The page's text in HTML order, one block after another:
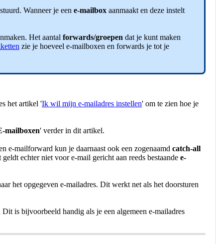
Wanneer je een e-mailbox aanmaakt en deze instelt
Het aantal forwards/groepen dat je kunt maken
zie je hoeveel e-mailboxen en forwards je tot je
het artikel 'Ik wil mijn e-mailadres instellen' om te zien hoe je
mailboxen' verder in dit artikel.
e-mailforward kun je daarnaast ook een zogenaamd catch-all
echter niet voor e-mail gericht aan reeds bestaande e-
het opgegeven e-mailadres. Dit werkt net als het doorsturen
is bijvoorbeeld handig als je een algemeen e-mailadres